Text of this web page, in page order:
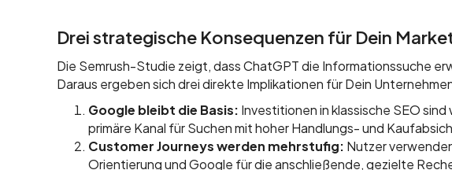
Drei strategische Konsequenzen für Dein
Die Semrush-Studie zeigt, dass ChatGPT die Informationssuche
Daraus ergeben sich drei direkte Implikationen für Dein
Google bleibt die Basis: Investitionen in klassische SEO
primäre Kanal für Suchen mit hoher Handlungs- und
Customer Journeys werden mehrstufig: Nutzer
Orientierung und Google für die anschließende, gezielte